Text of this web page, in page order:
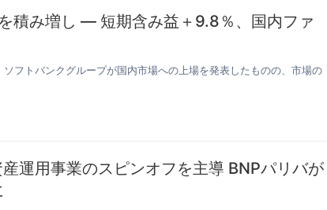
積み増し ― 短期含み益＋9.8％、国内ファ
フトバンクグループが国内市場への上場を発表したものの、市場の
運用事業のスピンオフを主導 BNPパリバが